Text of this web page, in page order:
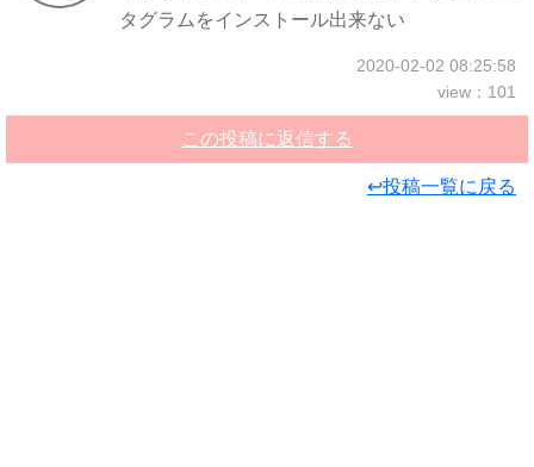
タグラムをインストール出来ない
2020-02-02 08:25:58
view：101
この投稿に返信する
↩投稿一覧に戻る